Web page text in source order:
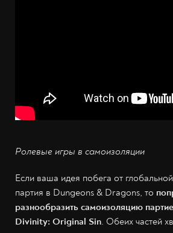
Ролевые игры в самоизоляции
Если ваша идея побега от
партия в Dungeons & Dragons, то
разнообразить самоизоляцию
Divinity: Original Sin. Обеих частей